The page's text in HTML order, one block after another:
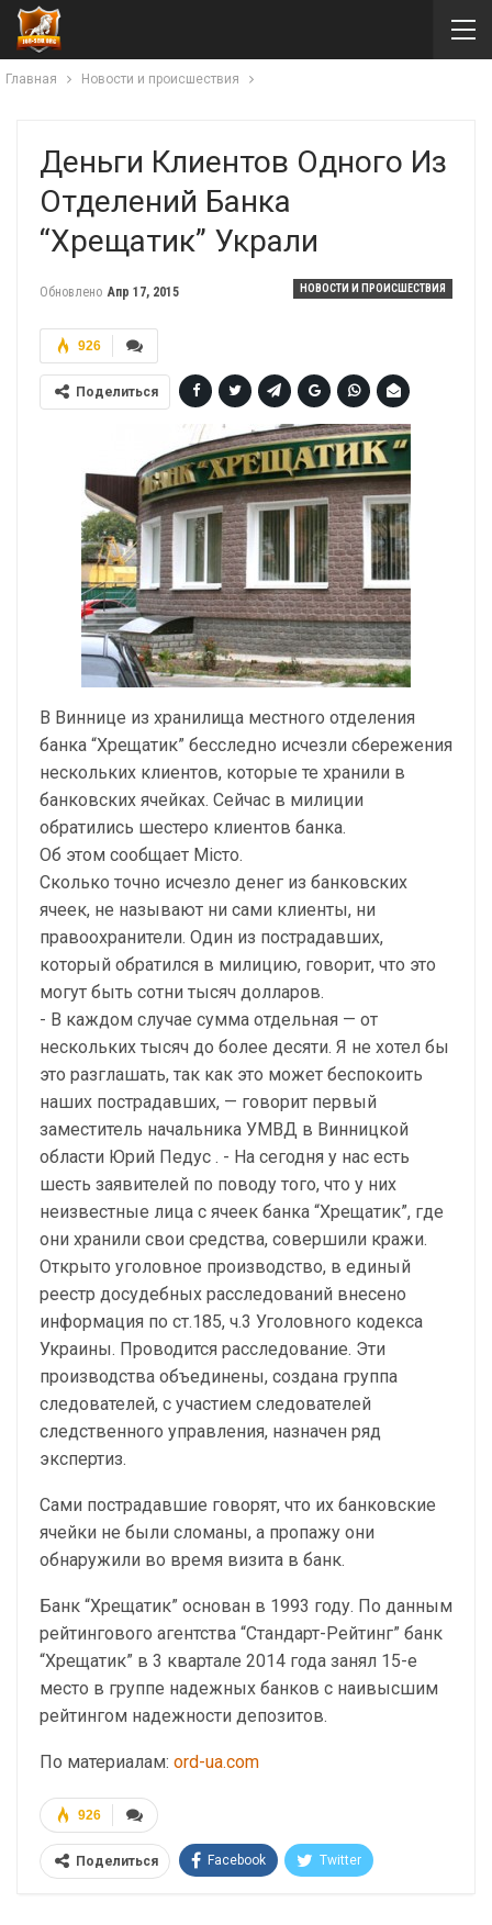
Главная Новости и происшествия
Деньги Клиентов Одного Из
Отделений Банка
“Хрещатик” Украли
НОВОСТИ И ПРОИСШЕСТВИЯ
Обновлено Апр 17, 2015
926
Поделиться
В Виннице из хранилища местного отделения
банка “Хрещатик” бесследно исчезли сбережения
нескольких клиентов, которые те хранили в
банковских ячейках. Сейчас в милиции
обратились шестеро клиентов банка.
Об этом сообщает Місто.
Сколько точно исчезло денег из банковских
ячеек, не называют ни сами клиенты, ни
правоохранители. Один из пострадавших,
который обратился в милицию, говорит, что это
могут быть сотни тысяч долларов.
- В каждом случае сумма отдельная — от
нескольких тысяч до более десяти. Я не хотел бы
это разглашать, так как это может беспокоить
наших пострадавших, — говорит первый
заместитель начальника УМВД в Винницкой
области Юрий Педус . - На сегодня у нас есть
шесть заявителей по поводу того, что у них
неизвестные лица с ячеек банка “Хрещатик”, где
они хранили свои средства, совершили кражи.
Открыто уголовное производство, в единый
реестр досудебных расследований внесено
информация по ст.185, ч.3 Уголовного кодекса
Украины. Проводится расследование. Эти
производства объединены, создана группа
следователей, с участием следователей
следственного управления, назначен ряд
экспертиз.
Сами пострадавшие говорят, что их банковские
ячейки не были сломаны, а пропажу они
обнаружили во время визита в банк.
Банк “Хрещатик” основан в 1993 году. По данным
рейтингового агентства “Стандарт-Рейтинг” банк
“Хрещатик” в 3 квартале 2014 года занял 15-е
место в группе надежных банков с наивысшим
рейтингом надежности депозитов.
По материалам: ord-ua.com
926
Поделиться Facebook Twitter